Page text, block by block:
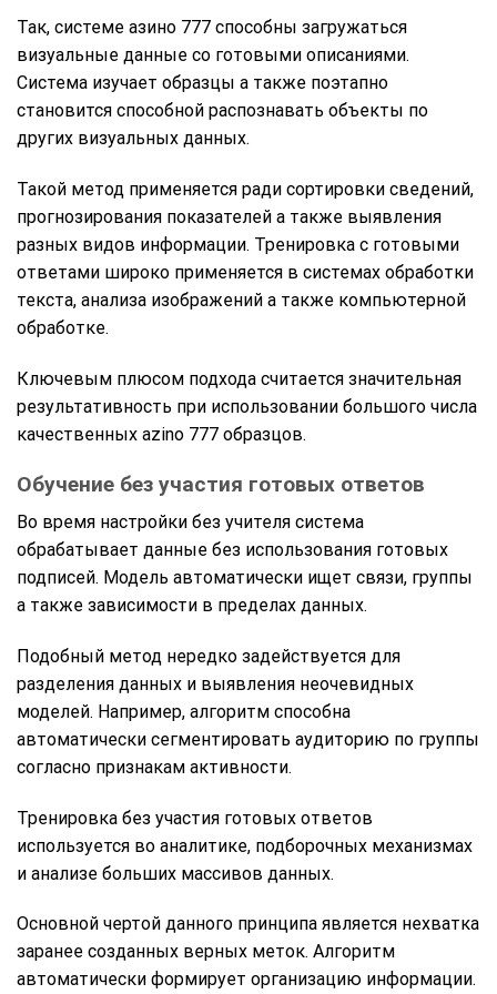
Так, системе азино 777 способны загружаться
визуальные данные со готовыми описаниями.
Система изучает образцы а также поэтапно
становится способной распознавать объекты по
других визуальных данных.
Такой метод применяется ради сортировки сведений,
прогнозирования показателей а также выявления
разных видов информации. Тренировка с готовыми
ответами широко применяется в системах обработки
текста, анализа изображений а также компьютерной
обработке.
Ключевым плюсом подхода считается значительная
результативность при использовании большого числа
качественных azino 777 образцов.
Обучение без участия готовых ответов
Во время настройки без учителя система
обрабатывает данные без использования готовых
подписей. Модель автоматически ищет связи, группы
а также зависимости в пределах данных.
Подобный метод нередко задействуется для
разделения данных и выявления неочевидных
моделей. Например, алгоритм способна
автоматически сегментировать аудиторию по группы
согласно признакам активности.
Тренировка без участия готовых ответов
используется во аналитике, подборочных механизмах
и анализе больших массивов данных.
Основной чертой данного принципа является нехватка
заранее созданных верных меток. Алгоритм
автоматически формирует организацию информации.